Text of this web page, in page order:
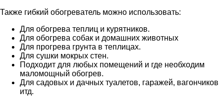
Также гибкий обогреватель можно использовать:
Для обогрева теплиц и курятников.
Для обогрева собак и домашних животных
Для прогрева грунта в теплицах.
Для сушки мокрых стен.
Подходит для любых помещений и где необходим
маломощный обогрев.
Для садовых и дачных туалетов, гаражей, вагончиков
итд.